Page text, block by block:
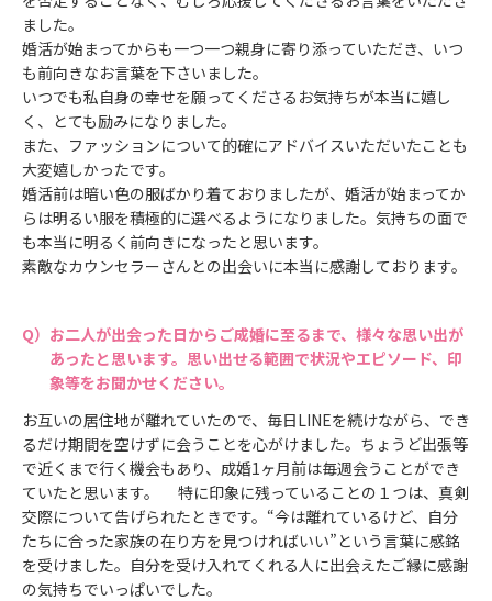
ました。
婚活が始まってからも一つ一つ親身に寄り添っていただき、いつ
も前向きなお言葉を下さいました。
いつでも私自身の幸せを願ってくださるお気持ちが本当に嬉し
く、とても励みになりました。
また、ファッションについて的確にアドバイスいただいたことも
大変嬉しかったです。
婚活前は暗い色の服ばかり着ておりましたが、婚活が始まってか
らは明るい服を積極的に選べるようになりました。気持ちの面で
も本当に明るく前向きになったと思います。
素敵なカウンセラーさんとの出会いに本当に感謝しております。
お二人が出会った日からご成婚に至るまで、様々な思い出が
あったと思います。思い出せる範囲で状況やエピソード、印
象等をお聞かせください。
お互いの居住地が離れていたので、毎日LINEを続けながら、でき
るだけ期間を空けずに会うことを心がけました。ちょうど出張等
で近くまで行く機会もあり、成婚1ヶ月前は毎週会うことができ
ていたと思います。 特に印象に残っていることの１つは、真剣
交際について告げられたときです。“今は離れているけど、自分
たちに合った家族の在り方を見つければいい”という言葉に感銘
を受けました。自分を受け入れてくれる人に出会えたご縁に感謝
の気持ちでいっぱいでした。